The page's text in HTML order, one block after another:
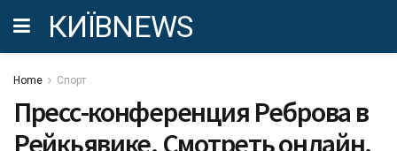
КИЇВNEWS
Home Спорт
Пресс-конференция Реброва в
Рейкьявике. Смотреть онлайн.